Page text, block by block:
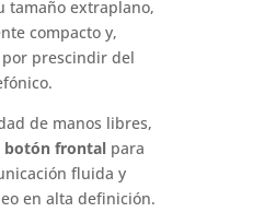
tamaño extraplano,
compacto y,
prescindir del
de manos libres,
botón frontalpara
fluida y
en alta definición.